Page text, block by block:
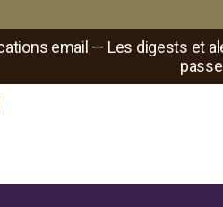
email — Les digests et